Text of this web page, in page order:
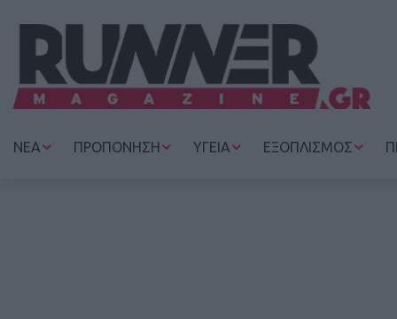
ΝΕΑ ΠΡΟΠΟΝΗΣΗ ΥΓΕΙΑ ΕΞΟΠΛΙΣΜΟΣ